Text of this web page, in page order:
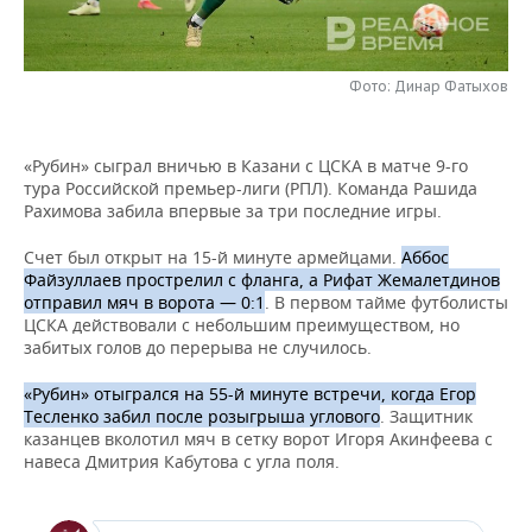
НЕФТЕХИМИЯ
НЕФТЬ
ЭНЕРГЕТИКА
РОЗНИЧНАЯ ТОРГОВЛЯ
УСЛУГИ
НОВОСТИ ТЕХНОЛОГИЙ
МЕДИА
ТЕЛЕКОММУНИКАЦИИ
МЕРОПРИЯТИЯ
ВЫЕЗДНАЯ РЕДАКЦИЯ
БИЗНЕС-БРАНЧИ
ONLINE-КОНФЕРЕНЦИИ
ОТКРЫТАЯ ЛЕКЦИЯ
НОВОСТИ СПОРТА
ФУТБОЛ
ХОККЕЙ
БАСКЕТБОЛ
КИБЕРСПОРТ
ОБЩЕСТВО
НОВОСТИ ОБЩЕСТВА
ВЛАСТЬ
ИНФРАСТРУКТУРА
КУЛЬТУРА
ФОТОГАЛЕРЕЯ
СЮЖЕТЫ
СПРАВОЧНИК
СПИСОК КОМПАНИЙ
Фото: Динар Фатыхов
«Рубин» сыграл вничью в Казани с ЦСКА в матче 9-го
тура Российской премьер-лиги (РПЛ). Команда Рашида
Рахимова забила впервые за три последние игры.
Счет был открыт на 15-й минуте армейцами. Аббос
Файзуллаев прострелил с фланга, а Рифат Жемалетдинов
отправил мяч в ворота — 0:1 . В первом тайме футболисты
ЦСКА действовали с небольшим преимуществом, но
забитых голов до перерыва не случилось.
«Рубин» отыгрался на 55-й минуте встречи, когда Егор
Тесленко забил после розыгрыша углового. Защитник
казанцев вколотил мяч в сетку ворот Игоря Акинфеева с
навеса Дмитрия Кабутова с угла поля.